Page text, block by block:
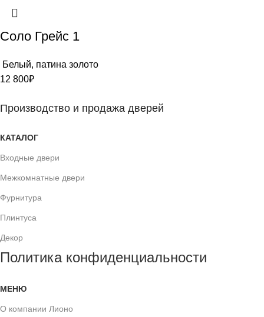
Соло Грейс 1
Белый, патина золото
12 800₽
Производство и продажа дверей
КАТАЛОГ
Входные двери
Межкомнатные двери
Фурнитура
Плинтуса
Декор
Политика конфиденциальности
МЕНЮ
О компании Лионо